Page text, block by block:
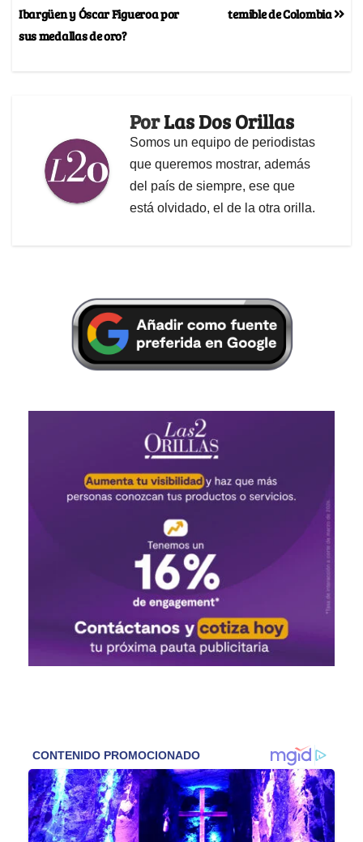
temible de Colombia
Ibargüen y Óscar Figueroa por
sus medallas de oro?
PorLas Dos Orillas
Somos un equipo de periodistas
que queremos mostrar, además
del país de siempre, ese que
está olvidado, el de la otra orilla.